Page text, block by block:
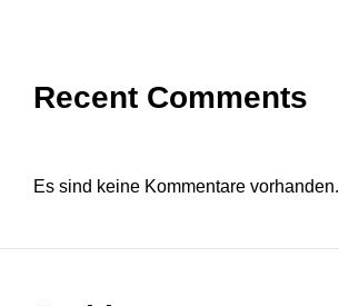
Recent Comments
Es sind keine Kommentare vorhanden.